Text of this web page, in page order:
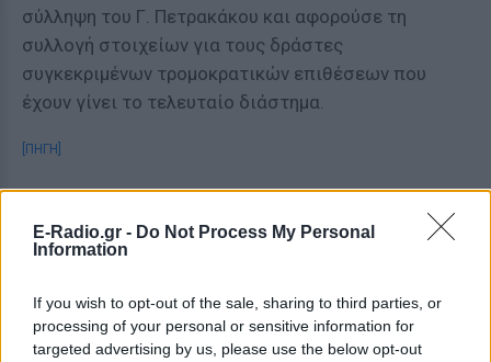
E-Radio.gr - Do Not Process My Personal
Information
If you wish to opt-out of the sale, sharing to third parties, or
processing of your personal or sensitive information for
targeted advertising by us, please use the below opt-out
σύλληψη του Γ. Πετρακάκου και αφορούσε τη
συλλογή στοιχείων για τους δράστες
συγκεκριμένων τρομοκρατικών επιθέσεων που
έχουν γίνει το τελευταίο διάστημα.
[ΠΗΓΗ]
ΔΙΑΦΗΜΙΣΗ